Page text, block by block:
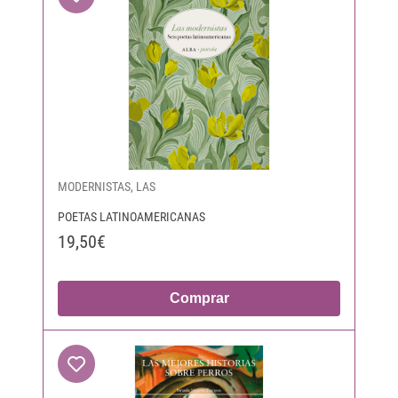
MODERNISTAS, LAS
POETAS LATINOAMERICANAS
19,50€
Comprar